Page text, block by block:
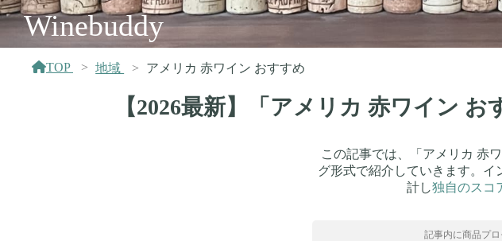
Winebuddy
TOP 地域 アメリカ 赤ワイン おすすめ
【2026最新】「アメリカ 赤ワイン
この記事では、「アメリカ 赤
グ形式で紹介していきます。
計し独自のスコ
記事内に商品プ